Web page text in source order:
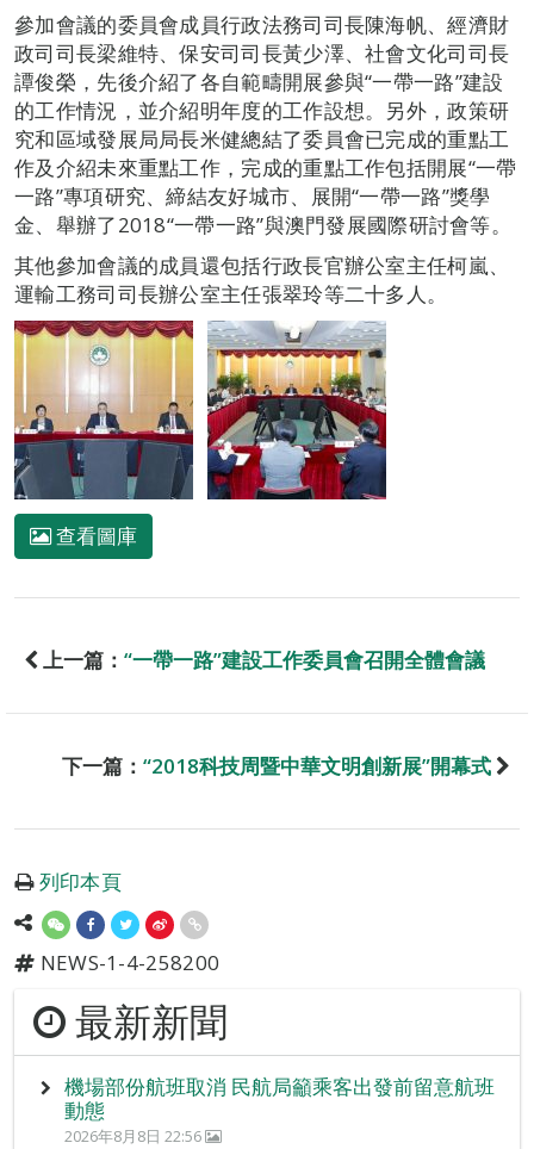
參加會議的委員會成員行政法務司司長陳海帆、經濟財
政司司長梁維特、保安司司長黃少澤、社會文化司司長
譚俊榮，先後介紹了各自範疇開展參與“一帶一路”建設
的工作情況，並介紹明年度的工作設想。另外，政策研
究和區域發展局局長米健總結了委員會已完成的重點工
作及介紹未來重點工作，完成的重點工作包括開展“一帶
一路”專項研究、締結友好城市、展開“一帶一路”獎學
金、舉辦了2018“一帶一路”與澳門發展國際研討會等。
其他參加會議的成員還包括行政長官辦公室主任柯嵐、
運輸工務司司長辦公室主任張翠玲等二十多人。
查看圖庫
上一篇： “一帶一路”建設工作委員會召開全體會議
下一篇： “2018科技周暨中華文明創新展”開幕式
列印本頁
NEWS-1-4-258200
最新新聞
機場部份航班取消 民航局籲乘客出發前留意航班
動態
2026年8月8日 22:56